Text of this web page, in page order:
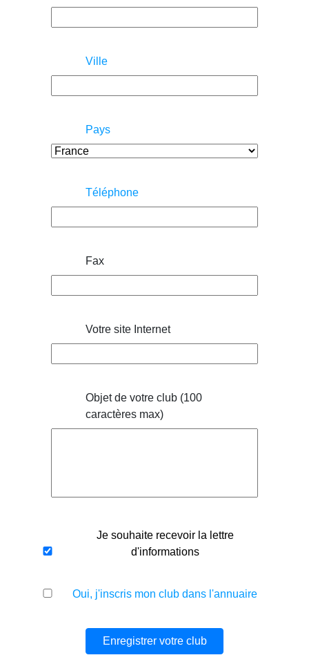
Ville
Pays
Téléphone
Fax
Votre site Internet
Objet de votre club (100
caractères max)
Je souhaite recevoir la lettre
d'informations
Oui, j'inscris mon club dans l'annuaire